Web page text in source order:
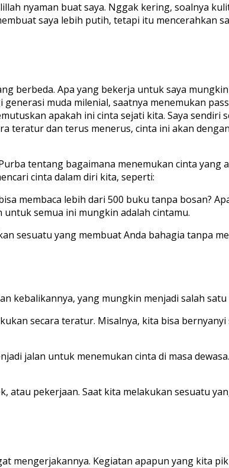
nyaman buat saya. Nggak kering, soalnya
saya lebih putih, tetapi itu mencerahkan
berbeda. Apa yang bekerja untuk saya
muda milenial, saatnya menemukan
apakah ini cinta sejati kita. Saya sendiri
teratur dan terus menerus, cinta ini akan
tentang bagaimana menemukan cinta yang
cinta dalam diri kita, seperti:
membaca lebih dari 500 buku tanpa bosan?
semua ini mungkin adalah cintamu.
sesuatu yang membuat Anda bahagia tanpa
kebalikannya, yang mungkin menjadi salah
secara teratur. Misalnya, kita bisa
jalan untuk menemukan cinta di masa
atau pekerjaan. Saat kita melakukan sesuatu
mengerjakannya. Kegiatan apapun yang kita